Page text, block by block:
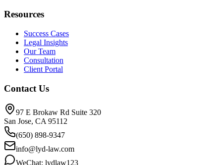
Resources
Success Cases
Legal Insights
Our Team
Consultation
Client Portal
Contact Us
97 E Brokaw Rd Suite 320
San Jose, CA 95112
(650) 898-9347
info@lyd-law.com
WeChat: lydlaw123